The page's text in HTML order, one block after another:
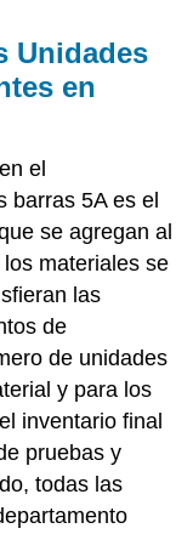
Unidades
en
el
barras 5A es el
se agregan al
materiales se
las
de
de unidades
y para los
inventario final
pruebas y
todas las